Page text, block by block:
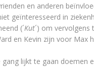
en anderen
geïnteresseerd in
(´Kut´) om vervolgens
en Kevin zijn voor Max
lijkt te gaan doemen